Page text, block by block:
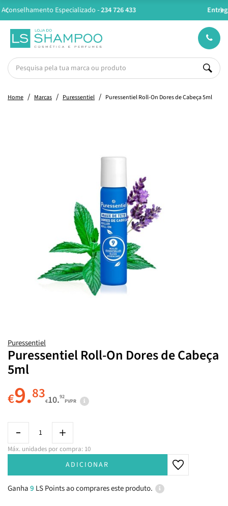
Entregas em 24H úteis.Oferta de portes a partir de €45*
Home Marcas Puressentiel Puressentiel Roll-On Dores de Cabeça 5ml
Puressentiel
Puressentiel Roll-On Dores de Cabeça
5ml
€9.83€10.92
PVPR
Máx. unidades por compra: 10
ADICIONAR
Ganha9 LS Points ao comprares este produto.